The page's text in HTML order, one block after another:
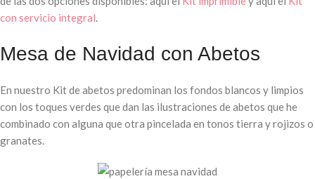
con servicio integral.
Mesa de Navidad con Abetos
En nuestro Kit de abetos predominan los fondos blancos y limpios
con los toques verdes que dan las ilustraciones de abetos que he
combinado con alguna que otra pincelada en tonos tierra y rojizos o
granates.